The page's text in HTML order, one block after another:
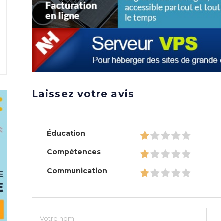
Laissez votre avis
Éducation
Compétences
Communication